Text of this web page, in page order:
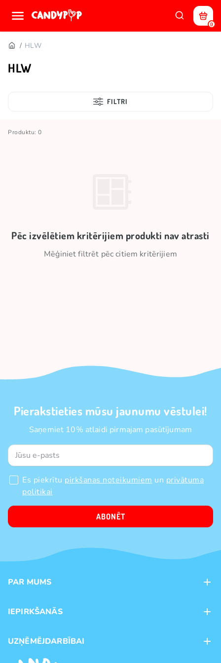
0
HLW
HLW
FILTRI
Produktu: 0
Pēc izvēlētiem kritērijiem produkti nav atrasti
Mēģiniet filtrēt pēc citiem kritērijiem
Pierakstieties mūsu jaunumu vēstulei!
Saņemiet 10% atlaidi pirmajam pasūtījumam
Es piekrītu pirkšanas noteikumiem un privātuma
politikai
ABONĒT
PAR MUMS
Veikali
Preču zīmoli
IEPIRKŠANĀS
Piegāde
UZŅĒMĒJDARBĪBAI
Franšīze